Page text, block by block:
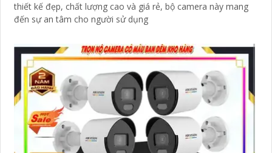
thiết kế đẹp, chất lượng cao và giá rẻ, bộ camera này mang
đến sự an tâm cho người sử dụng